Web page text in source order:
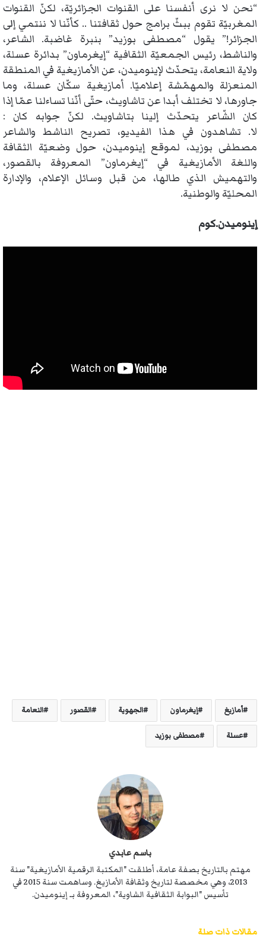
“نحن لا نرى أنفسنا على القنوات الجزائريّة، لكنّ القنوات
المغربيّة تقوم ببثّ برامج حول ثقافتنا .. كأنّنا لا ننتمي إلى
الجزائر!” يقول “مصطفى بوزيد” بنبرة غاضبة. الشاعر،
والناشط، رئيس الجمعيّة الثقافية “إيغرماون” بدائرة عسلة،
ولاية النعامة، يتحدّث لإينوميدن، عن الأمازيغية في المنطقة
المنعزلة والمهمّشة إعلاميّا. أمازيغية سكّان عسلة، وما
جاورها، لا تختلف أبدا عن تاشاويث، حتّى أنّنا تساءلنا عمّا إذا
كان الشّاعر يتحدّث إلينا بتاشاويث. لكنّ جوابه كان :
لا. تشاهدون في هذا الفيديو، تصريح الناشط والشاعر
مصطفى بوزيد، لموقع إينوميدن، حول وضعيّة الثقافة
واللغة الأمازيغية في “إيغرماون” المعروفة بالقصور،
والتهميش الذي طالها، من قبل وسائل الإعلام، والإدارة
المحليّة والوطنية.
إينوميدن.كوم
أمازيغ إيغرماون الجهوية القصور النعامة
عسلة مصطفى بوزيد
باسم عابدي
مهتم بالتاريخ بصفة عامة، أطلقت "المكتبة الرقمية الأمازيغية" سنة
2013، وهي مخصصة لتاريخ وثقافة الأمازيغ. وساهمت سنة 2015 في
تأسيس "البوابة الثقافية الشاوية"، المعروفة بـ إينوميدن.
مقالات ذات صلة